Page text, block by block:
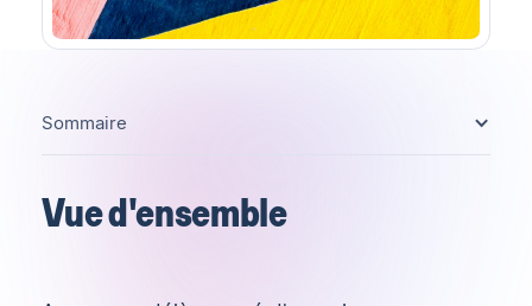
Vue d'ensemble
Sommaire